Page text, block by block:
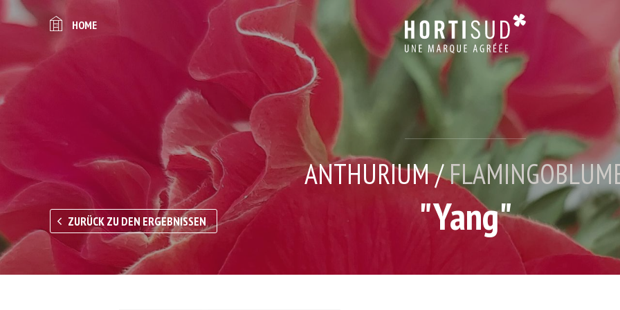
HOME
ANTHURIUM /
"Yang"
ZURÜCK ZU DEN ERGEBNISSEN